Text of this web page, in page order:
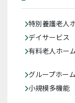
特別養護老人
デイサービス
有料老人ホー
グループホーム
小規模多機能